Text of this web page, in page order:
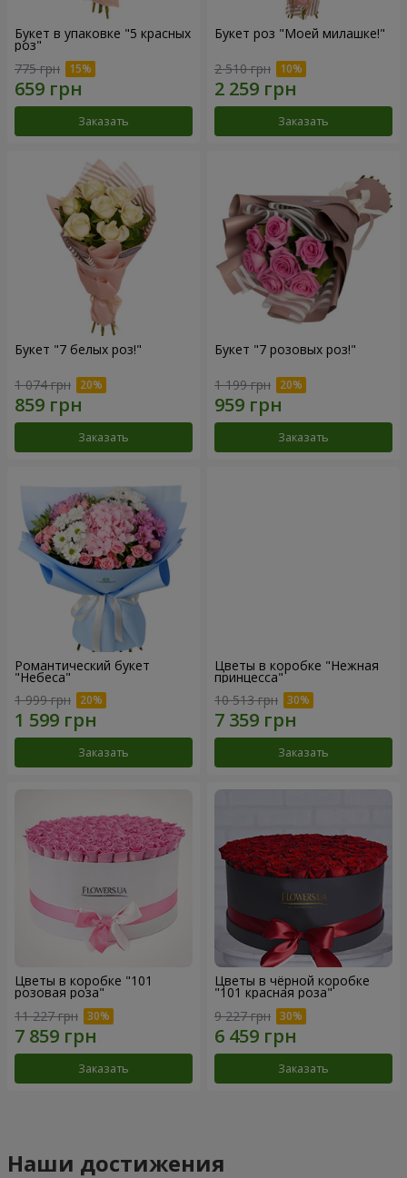
Букет в упаковке "5 красных
роз"
775 грн
Заказать
Букет роз "Моей милашке!"
2 510 грн
Заказать
Букет "7 белых роз!"
1 074 грн
Заказать
Букет "7 розовых роз!"
1 199 грн
Заказать
Романтический букет
"Небеса"
1 999 грн
Заказать
Цветы в коробке "Нежная
принцесса"
10 513 грн
Заказать
Цветы в коробке "101
розовая роза"
11 227 грн
Заказать
Цветы в чёрной коробке
"101 красная роза"
9 227 грн
Заказать
Наши достижения